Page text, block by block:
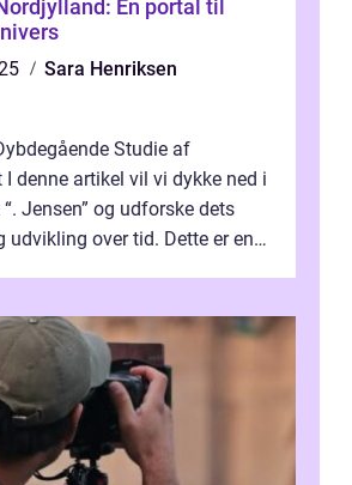
En portal til
Sara Henriksen
Studie af
denne artikel vil vi dykke ned i
Jensen” og udforske dets
udvikling over tid. Dette er en